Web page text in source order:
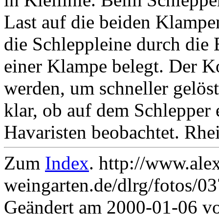
Last auf die beiden
die Schleppleine durch die
einer Klampe belegt. Der
werden, um schneller
klar, ob auf dem Schlepper
Havaristen beobachtet.
Zum Index. http://
weingarten.de/dlrg/fotos/
Geändert am 2000-01-06